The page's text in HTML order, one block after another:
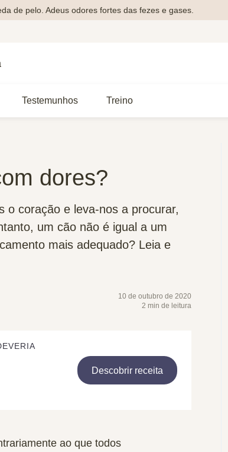
de pelo. Adeus odores fortes das fezes e gases.
Testemunhos Treino
dores?
o coração e leva-nos a procurar,
um cão não é igual a um
mais adequado? Leia e
10 de outubro de 2020
2 min de leitura
Descobrir receita
ao que todos